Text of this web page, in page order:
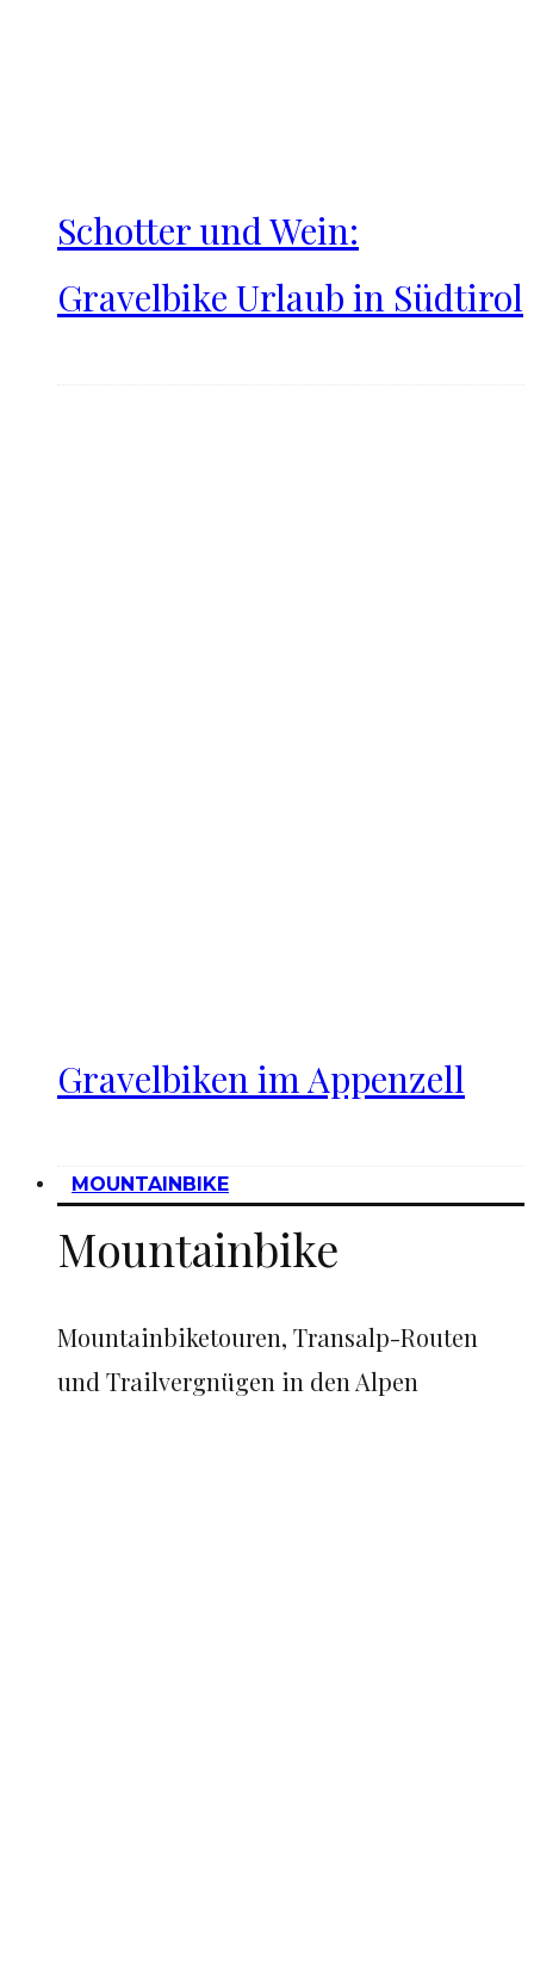
Schotter und Wein:
Gravelbike Urlaub in Südtirol
Gravelbiken im Appenzell
MOUNTAINBIKE
Mountainbike
Mountainbiketouren, Transalp-Routen
und Trailvergnügen in den Alpen